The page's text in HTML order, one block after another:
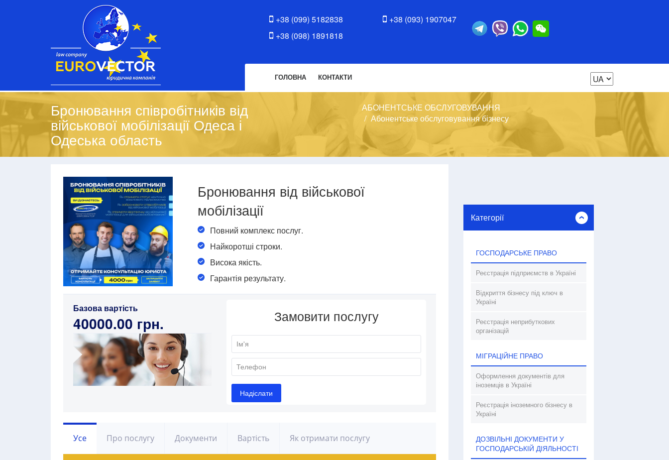
+38 (099) 5182838
+38 (098) 1891818
+38 (093) 1907047
ГОЛОВНА КОНТАКТИ
Бронювання співробітників від
військової мобілізації Одеса і
Одеська область
АБОНЕНТСЬКЕ ОБСЛУГОВУВАННЯ
Абонентське обслуговування бізнесу
Бронювання від військової
мобілізації
Повний комплекс послуг.
Найкоротші строки.
Висока якість.
Гарантія результату.
Базова вартість
40000.00 грн.
Усе Про послугу Документи Вартість Як отримати послугу
Категорії
ГОСПОДАРСЬКЕ ПРАВО
Реєстрація підприємств в Україні
Відкриття бізнесу під ключ в
Україні
Реєстрація неприбуткових
організацій
МІГРАЦІЙНЕ ПРАВО
Оформлення документів для
іноземців в Україні
Реєстрація іноземного бізнесу в
Україні
ДОЗВІЛЬНІ ДОКУМЕНТИ У
ГОСПОДАРСЬКІЙ ДІЯЛЬНОСТІ